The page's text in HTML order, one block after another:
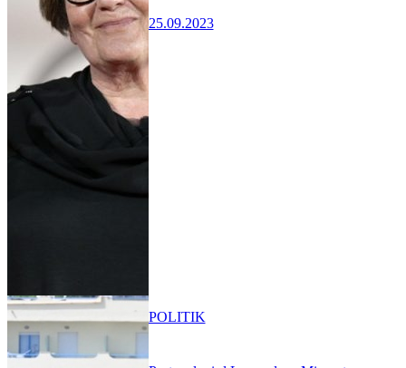
25.09.2023
POLITIK